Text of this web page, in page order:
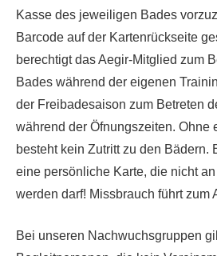
Kasse des jeweiligen Bades
Barcode auf der Kartenrückseite
berechtigt das Aegir-Mitglied zum
Bades während der eigenen
der Freibadesaison zum Betreten
während der Öfnungszeiten. Ohne
besteht kein Zutritt zu den Bädern.
eine persönliche Karte, die nicht
werden darf! Missbrauch führt zum
Bei unseren Nachwuchsgruppen